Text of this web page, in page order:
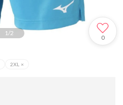
1/2
0
2XL ×